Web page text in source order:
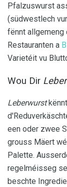
Pfalzuswurst
(südwestlech
fënnt allgemeng
Restauranten a
Varietéit vu
Wou Dir
Leberwurst
een oder zwee
grouss Mäert
Palette.
regelméisseg
beschte